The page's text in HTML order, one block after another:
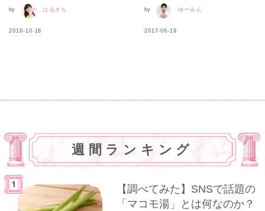
by はるきち
2018-10-18
by ゆーみん
2017-06-19
週間ランキング
【調べてみた】SNSで話題の
「マコモ湯」とは何なのか？